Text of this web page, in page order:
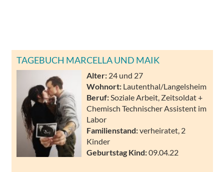
TAGEBUCH MARCELLA UND MAIK
Alter: 24 und 27
Wohnort: Lautenthal/Langelsheim
Beruf: Soziale Arbeit, Zeitsoldat +
Chemisch Technischer Assistent im
Labor
Familienstand:verheiratet, 2
Kinder
Geburtstag Kind:09.04.22